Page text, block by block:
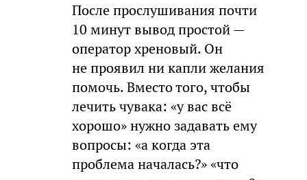
После прослушивания почти
10 минут вывод простой —
оператор хреновый. Он
не проявил ни капли желания
помочь. Вместо того, чтобы
лечить чувака: «у вас всё
хорошо» нужно задавать ему
вопросы: «а когда эта
проблема началась?» «что